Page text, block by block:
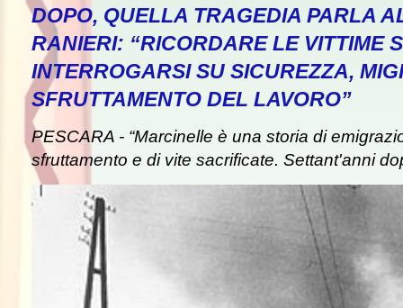
DOPO, QUELLA TRAGEDIA PARLA
RANIERI: “RICORDARE LE VITTIME
INTERROGARSI SU SICUREZZA,
SFRUTTAMENTO DEL LAVORO”
PESCARA - “Marcinelle è una storia di
sfruttamento e di vite sacrificate. Settant'anni